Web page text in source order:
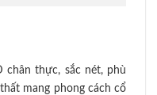
chân thực, sắc nét, phù
mang phong cách cổ